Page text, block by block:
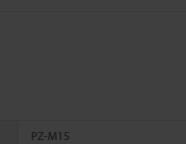
PZ-M15